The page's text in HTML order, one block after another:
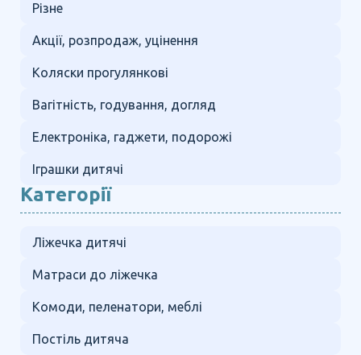
Різне
Акції, розпродаж, уцінення
Коляски прогулянкові
Вагітність, годування, догляд
Електроніка, гаджети, подорожі
Іграшки дитячі
Категорії
Ліжечка дитячі
Матраси до ліжечка
Комоди, пеленатори, меблі
Постіль дитяча